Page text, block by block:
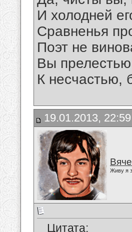
И холодней
Сравненья
Поэт не
Вы
К несчастью,
19.01.2013, 22:59
Живу я
Цитата: